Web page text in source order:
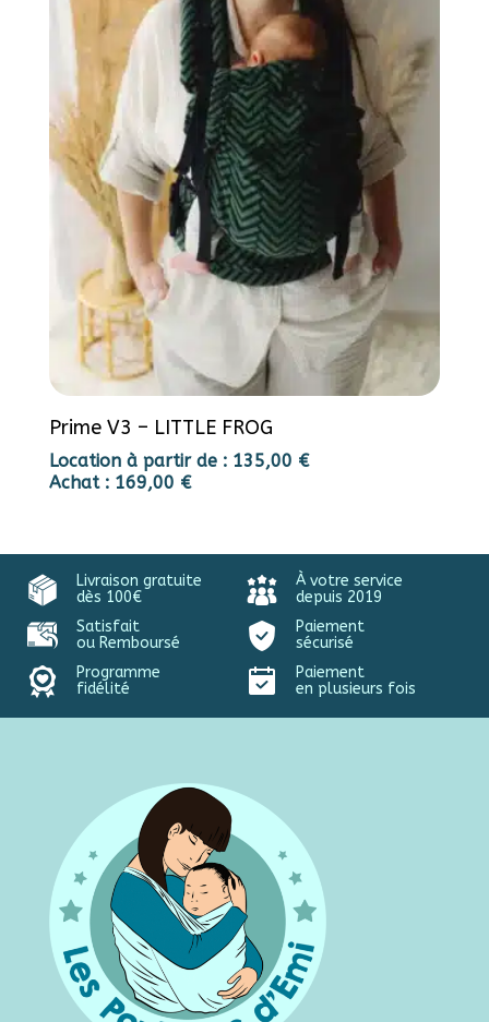
Prime V3 – LITTLE FROG
Location à partir de : 135,00 €
Achat : 169,00 €
Livraison gratuite
dès 100€
À votre service
depuis 2019
Satisfait
ou Remboursé
Paiement
sécurisé
Programme
fidélité
Paiement
en plusieurs fois